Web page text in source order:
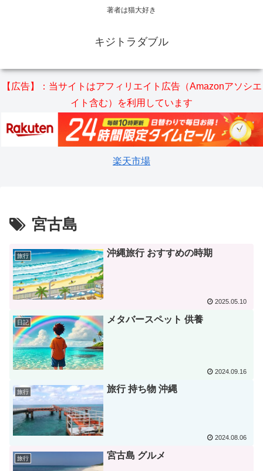
著者は猫大好き
キジトラダブル
【広告】：当サイトはアフィリエイト広告（Amazonアソシエ
イト含む）を利用しています
楽天市場
宮古島
旅行 沖縄旅行 おすすめの時期
2025.05.10
日記 メタバースペット 供養
2024.09.16
旅行 旅行 持ち物 沖縄
2024.08.06
旅行 宮古島 グルメ